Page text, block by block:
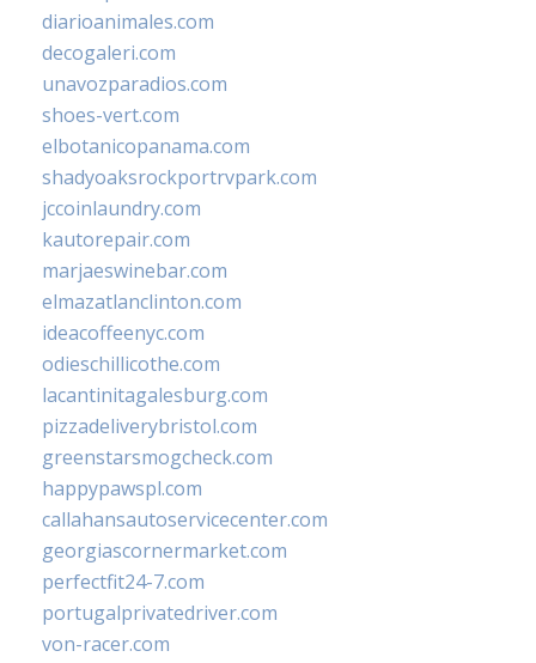
diarioanimales.com
decogaleri.com
unavozparadios.com
shoes-vert.com
elbotanicopanama.com
shadyoaksrockportrvpark.com
jccoinlaundry.com
kautorepair.com
marjaeswinebar.com
elmazatlanclinton.com
ideacoffeenyc.com
odieschillicothe.com
lacantinitagalesburg.com
pizzadeliverybristol.com
greenstarsmogcheck.com
happypawspl.com
callahansautoservicecenter.com
georgiascornermarket.com
perfectfit24-7.com
portugalprivatedriver.com
von-racer.com